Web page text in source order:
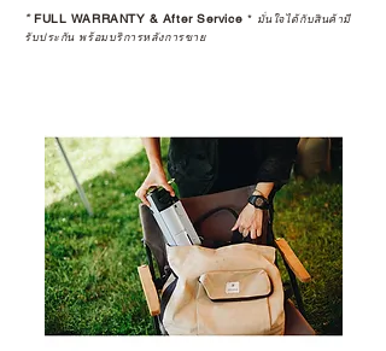
*FULL WARRANTY & After Service * มั่นใจได้กับสินค้ามี
รับประกัน พร้อมบริการหลังการขาย